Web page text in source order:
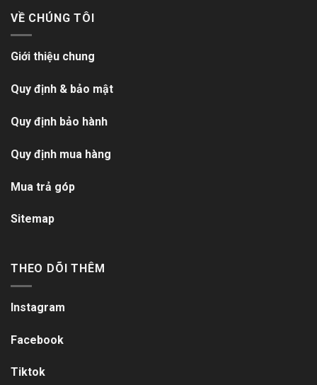
VỀ CHÚNG TÔI
Giới thiệu chung
Quy định & bảo mật
Quy định bảo hành
Quy định mua hàng
Mua trả góp
Sitemap
THEO DÕI THÊM
Instagram
Facebook
Tiktok